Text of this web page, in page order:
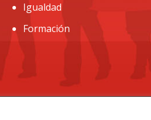
Igualdad
Formación